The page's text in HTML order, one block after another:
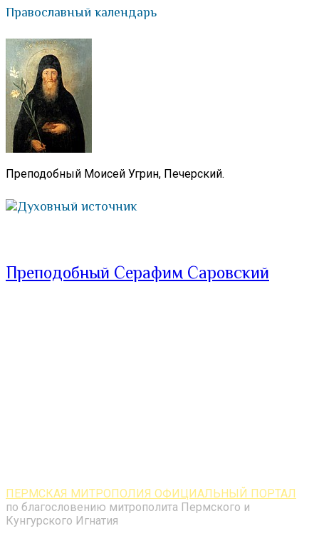
Православный календарь
Преподобный Моисей Угрин, Печерский.
Духовный источник
Преподобный Серафим Саровский
ПЕРМСКАЯ МИТРОПОЛИЯ ОФИЦИАЛЬНЫЙ ПОРТАЛ
по благословению митрополита Пермского и
Кунгурского Игнатия